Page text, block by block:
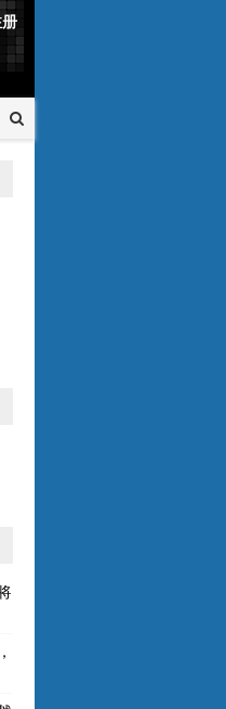
奔五的年纪，健康才是最重要
整个指甲黑了，最后整个指甲